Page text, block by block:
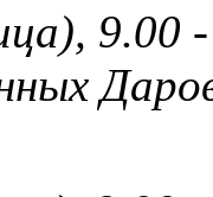
9.00